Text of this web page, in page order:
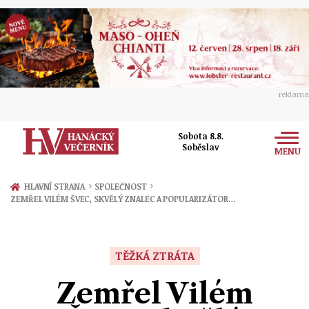
reklama
Sobota 8.8.
Soběslav
MENU
Zprávy
Ekonomika
HLAVNÍ STRANA › SPOLEČNOST ›
ZEMŘEL VILÉM ŠVEC, SKVĚLÝ ZNALEC A POPULARIZÁTOR…
TĚŽKÁ ZTRÁTA
Zemřel Vilém